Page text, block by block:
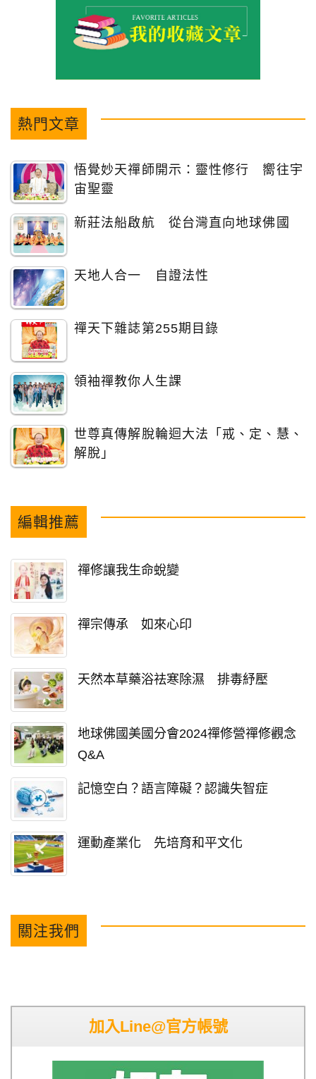
熱門文章
悟覺妙天禪師開示：靈性修行 嚮往宇
宙聖靈
新莊法船啟航 從台灣直向地球佛國
天地人合一 自證法性
禪天下雜誌第255期目錄
領袖禪教你人生課
世尊真傳解脫輪迴大法「戒、定、慧、
解脫」
編輯推薦
禪修讓我生命蛻變
禪宗傳承 如來心印
天然本草藥浴祛寒除濕 排毒紓壓
地球佛國美國分會2024禪修營禪修觀念
Q&A
記憶空白？語言障礙？認識失智症
運動產業化 先培育和平文化
關注我們
加入Line@官方帳號